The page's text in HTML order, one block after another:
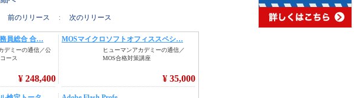
前のリリース : 次のリリース